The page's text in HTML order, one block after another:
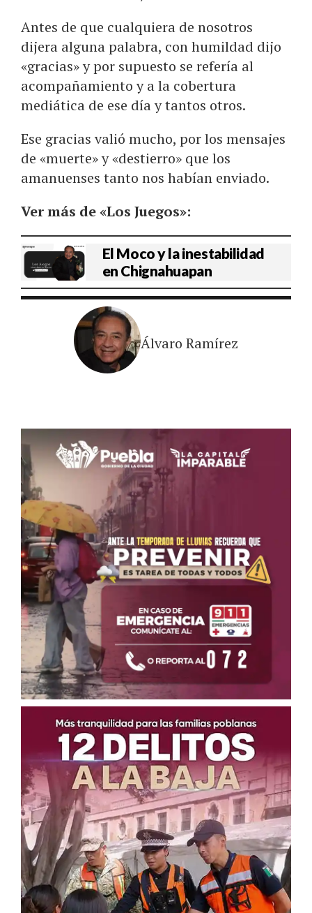
Antes de que cualquiera de nosotros
dijera alguna palabra, con humildad dijo
«gracias» y por supuesto se refería al
acompañamiento y a la cobertura
mediática de ese día y tantos otros.
Ese gracias valió mucho, por los mensajes
de «muerte» y «destierro» que los
amanuenses tanto nos habían enviado.
Ver más de «Los Juegos»:
El Moco y la inestabilidad
en Chignahuapan
Álvaro Ramírez